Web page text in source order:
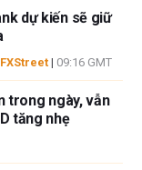
dự kiến sẽ giữ
| 09:16 GMT
trong ngày, vẫn
tăng nhẹ